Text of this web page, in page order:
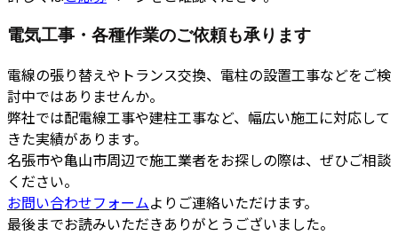
電気工事・各種作業のご依頼も承ります
電線の張り替えやトランス交換、電柱の設置工事などをご検
討中ではありませんか。
弊社では配電線工事や建柱工事など、幅広い施工に対応して
きた実績があります。
名張市や亀山市周辺で施工業者をお探しの際は、ぜひご相談
ください。
お問い合わせフォームよりご連絡いただけます。
最後までお読みいただきありがとうございました。